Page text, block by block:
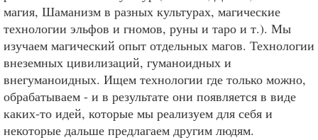
магия, Шаманизм в разных культурах, магические
технологии эльфов и гномов, руны и таро и т.). Мы
изучаем магический опыт отдельных магов. Технологии
внеземных цивилизаций, гуманоидных и
внегуманоидных. Ищем технологии где только можно,
обрабатываем - и в результате они появляется в виде
каких-то идей, которые мы реализуем для себя и
некоторые дальше предлагаем другим людям.